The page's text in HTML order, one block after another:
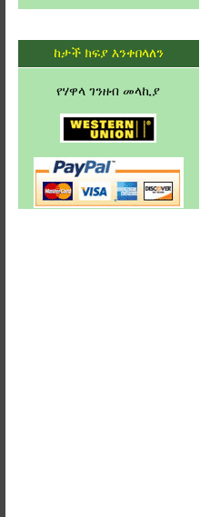
ከታች ክፍያ እንቀበላለን
የሃዋላ ገንዘብ መላኪያ